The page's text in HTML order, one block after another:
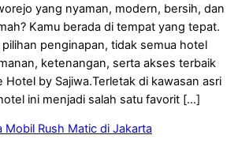
yang nyaman, modern, bersih, dan
Kamu berada di tempat yang tepat.
penginapan, tidak semua hotel
ketenangan, serta akses terbaik
Hotel by Sajiwa.Terletak di kawasan asri
ini menjadi salah satu favorit […]